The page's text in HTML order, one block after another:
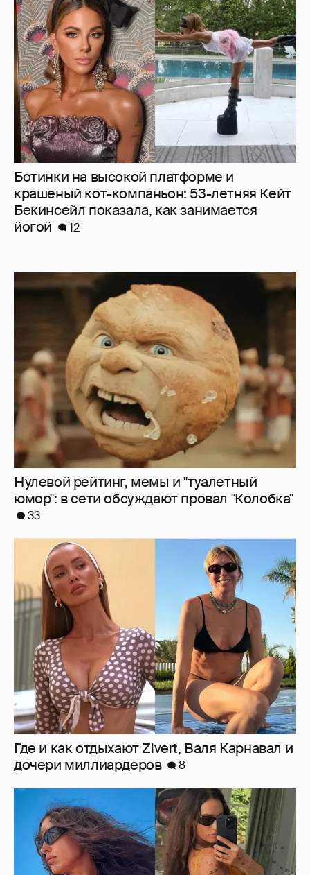
Ботинки на высокой платформе и
крашеный кот-компаньон: 53-летняя Кейт
Бекинсейл показала, как занимается
йогой
12
Нулевой рейтинг, мемы и "туалетный
юмор": в сети обсуждают провал "Колобка"
33
Где и как отдыхают Zivert, Валя Карнавал и
дочери миллиардеров
8